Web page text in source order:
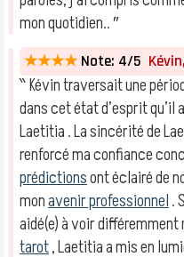
mon quotidien.. ″
★★★★ Note: 4/5
‶ Kévin traversait une
dans cet état d’esprit qu’il
Laetitia . La sincérité de
renforcé ma confiance
prédictionsont éclairé de
monavenir professionnel.
aidé(e) à voir
tarot, Laetitia a mis en